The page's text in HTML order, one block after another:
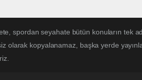
spordan seyahate bütün konuların tek
olarak kopyalanamaz, başka yerde